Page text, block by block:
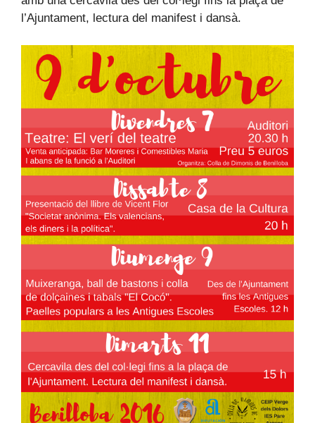
l’Ajuntament, lectura del manifest i dansà.